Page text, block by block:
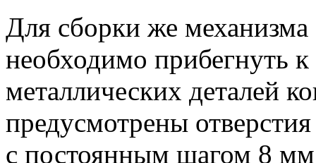
Для сборки же
необходимо прибегнуть
металлических деталей
предусмотрены
с постоянным шагом 8